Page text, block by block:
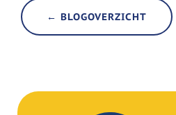
← BLOGOVERZICHT